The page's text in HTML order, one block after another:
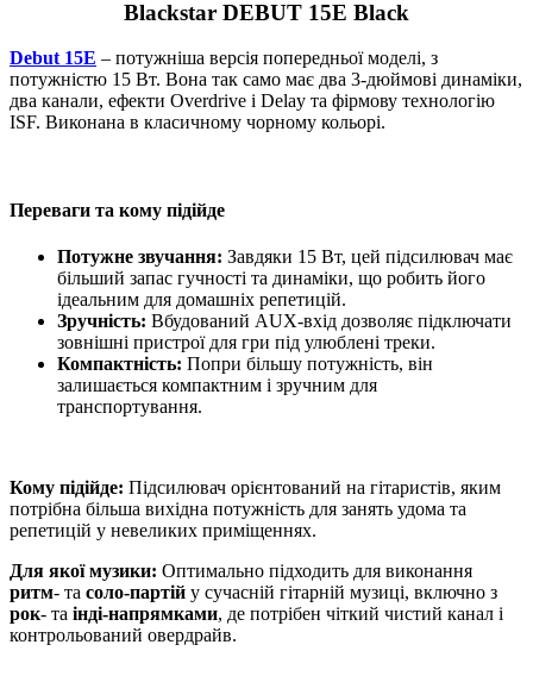
Blackstar DEBUT 15E Black
Debut 15E – потужніша версія попередньої моделі, з
потужністю 15 Вт. Вона так само має два 3-дюймові динаміки,
два канали, ефекти Overdrive і Delay та фірмову технологію
ISF. Виконана в класичному чорному кольорі.
Переваги та кому підійде
Потужне звучання: Завдяки 15 Вт, цей підсилювач має
більший запас гучності та динаміки, що робить його
ідеальним для домашніх репетицій.
Зручність: Вбудований AUX-вхід дозволяє підключати
зовнішні пристрої для гри під улюблені треки.
Компактність: Попри більшу потужність, він
залишається компактним і зручним для
транспортування.
Кому підійде: Підсилювач орієнтований на гітаристів, яким
потрібна більша вихідна потужність для занять удома та
репетицій у невеликих приміщеннях.
Для якої музики: Оптимально підходить для виконання
ритм- та соло-партій у сучасній гітарній музиці, включно з
рок- та інді-напрямками, де потрібен чіткий чистий канал і
контрольований овердрайв.